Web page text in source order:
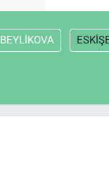
BEYLİKOVA